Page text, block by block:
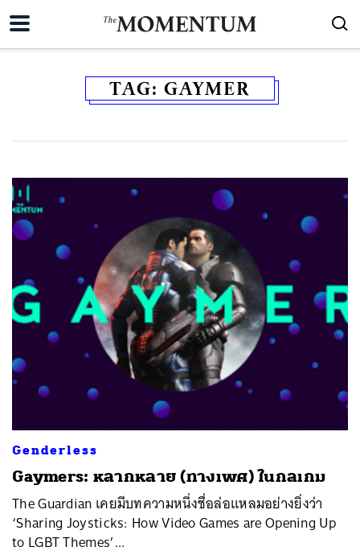
TAG: GAYMER
Genderless
Gaymers: หลากหลาย (ทางเพศ) ในกลเกม
​The Guardian เคยมีบทความหนึ่งชื่อล่อแหลมอย่างยิ่งว่า
‘Sharing Joysticks: How Video Games are Opening Up
to LGBT Themes’...